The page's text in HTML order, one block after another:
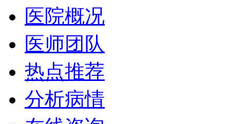
医院概况
医师团队
热点推荐
分析病情